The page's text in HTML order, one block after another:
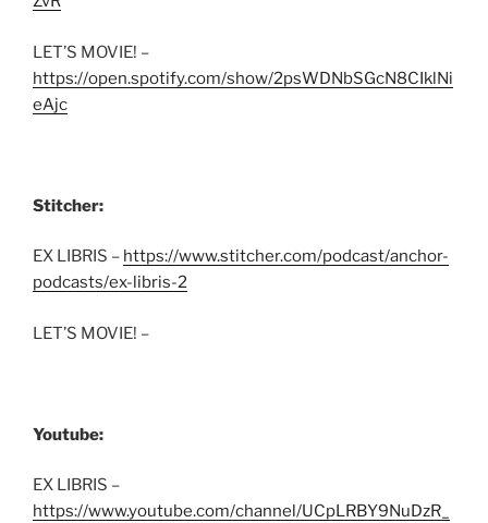
LET’S MOVIE! –
https://open.spotify.com/show/2psWDNbSGcN8CIklNi
eAjc
Stitcher:
EX LIBRIS – https://www.stitcher.com/podcast/anchor-
podcasts/ex-libris-2
LET’S MOVIE! –
Youtube:
EX LIBRIS –
https://www.youtube.com/channel/UCpLRBY9NuDzR_